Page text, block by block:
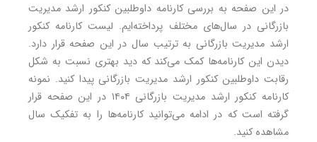
در این صفحه به بررسی کارنامه داوطلبین کنکور ارشد مدیریت
بازرگانی در سال‌های مختلف پرداخته‌ایم. لیست کارنامه‌ کنکور
ارشد مدیریت بازرگانی به ترتیب سال در این صفحه قرار دارد.
دیدن این کارنامه‌ها کمک می‌کند که دید بهتری نسبت به شکل
رقابت داوطلبین کنکور ارشد مدیریت بازرگانی پیدا کنید. نمونه
کارنامه کنکور ارشد مدیریت بازرگانی ۱۴۰۴ در این صفحه قرار
گرفته است که در ادامه می‌توانید کارنامه‌ها را به تفکیک سال
مشاهده کنید.